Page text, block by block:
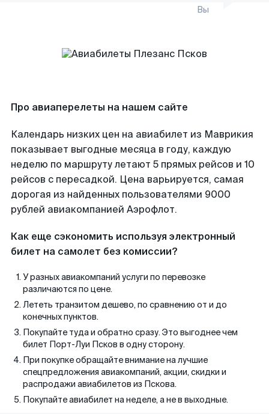
Вы
Про авиаперелеты на нашем сайте
Календарь низких цен на авиабилет из Маврикия
показывает выгодные месяца в году, каждую
неделю по маршруту летают 5 прямых рейсов и 10
рейсов с пересадкой. Цена варьируется, самая
дорогая из найденных пользователями 9000
рублей авиакомпанией Аэрофлот.
Как еще сэкономить используя электронный
билет на самолет без комиссии?
У разных авиакомпаний услуги по перевозке
различаются по цене.
Лететь транзитом дешево, по сравнению от и до
конечных пунктов.
Покупайте туда и обратно сразу. Это выгоднее чем
билет Порт-Луи Псков в одну сторону.
При покупке обращайте внимание на лучшие
спецпредложения авиакомпаний, акции, скидки и
распродажи авиабилетов из Пскова.
Покупайте авиабилет на неделе, а не в выходные.